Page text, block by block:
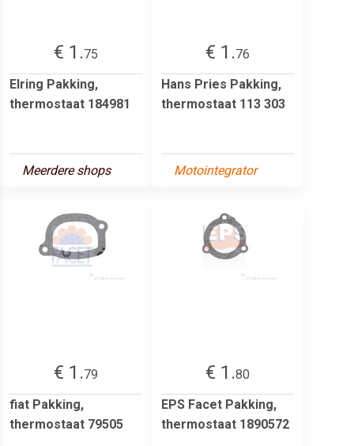
€ 1.75
Elring Pakking,
thermostaat 184981
Meerdere shops
€ 1.76
Hans Pries Pakking,
thermostaat 113 303
Motointegrator
€ 1.79
fiat Pakking,
thermostaat 79505
€ 1.80
EPS Facet Pakking,
thermostaat 1890572